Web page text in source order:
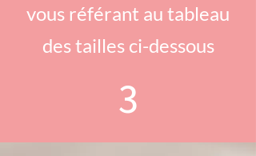
vous référant au tableau
des tailles ci-dessous​
3